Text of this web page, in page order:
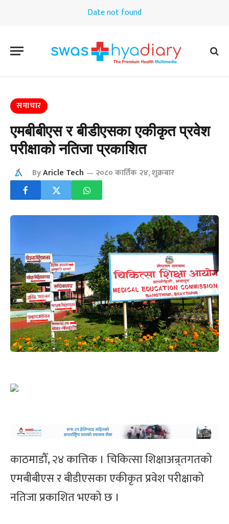
Date not found
समाचार
एमबीबीएस र बीडीएसका एकीकृत प्रवेश
परीक्षाको नतिजा प्रकाशित
ByAricle Tech २०८० कार्तिक २४, शुक्रबार
काठमाडौँ, २४ कात्तिक । चिकित्सा शिक्षाअन्र्तगतको
एमबीबीएस र बीडीएसका एकीकृत प्रवेश परीक्षाको
नतिजा प्रकाशित भएको छ ।